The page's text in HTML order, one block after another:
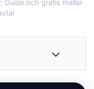
Guide och gratis mallar